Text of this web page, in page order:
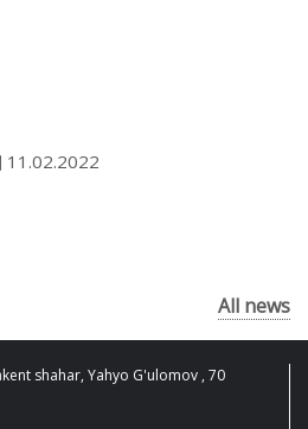
11.02.2022
All news
shahar, Yahyo G'ulomov , 70